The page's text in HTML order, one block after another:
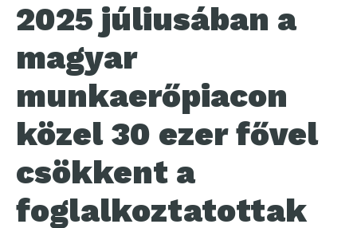
2025 júliusában a
magyar
munkaerőpiacon
közel 30 ezer fővel
csökkent a
foglalkoztatottak